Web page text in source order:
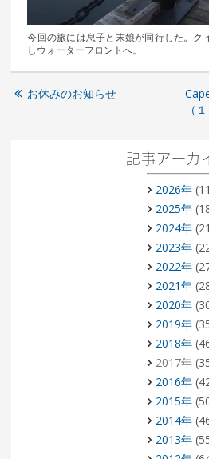
今回の旅には息子と末娘が同行した。ク
しウォーターフロントへ。
お休みのお知らせ
（１
記事アーカ
2026年
2025年
2024年
2023年
2022年
2021年
2020年
2019年
2018年
2017年
2016年
2015年
2014年
2013年